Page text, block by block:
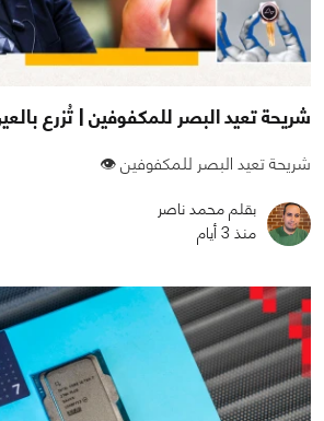
شريحة تعيد البصر للمكفوفين | تُزرع
شريحة تعيد البصر للمكفوفين 👁️
بقلم محمد ناصر
منذ 3 أيام